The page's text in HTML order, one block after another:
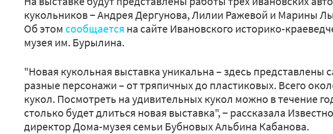
кукольников − Андрея Дергунова, Лилии Ражевой и Марины
Об этом сообщается на сайте Ивановского историко-
музея им. Бурылина.
"Новая кукольная выставка уникальна – здесь представлены
разные персонажи – от тряпичных до пластиковых. Всего
кукол. Посмотреть на удивительных кукол можно в течение
столько будет длиться новая выставка", − рассказала
директор Дома-музея семьи Бубновых Альбина Кабанова.